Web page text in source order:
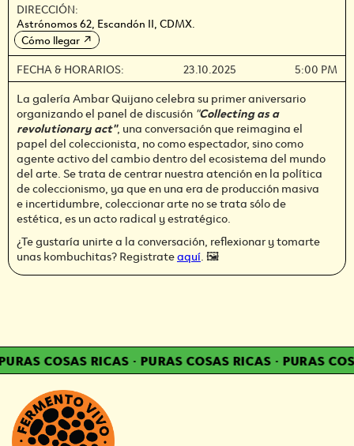
DIRECCIÓN:
Astrónomos 62, Escandón II, CDMX.
Cómo llegar ↗
FECHA & HORARIOS: 23.10.2025 5:00 PM
La galería Ambar Quijano celebra su primer aniversario
organizando el panel de discusión "Collecting as a
revolutionary act", una conversación que reimagina el
papel del coleccionista, no como espectador, sino como
agente activo del cambio dentro del ecosistema del mundo
del arte. Se trata de centrar nuestra atención en la política
de coleccionismo, ya que en una era de producción masiva
e incertidumbre, coleccionar arte no se trata sólo de
estética, es un acto radical y estratégico.
¿Te gustaría unirte a la conversación, reflexionar y tomarte
unas kombuchitas? Registrateaquí. 🖼️
COSAS RICAS · PURAS COSAS RICAS · PURAS